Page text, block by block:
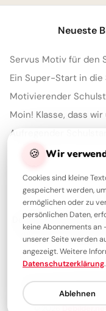
🍪 Wir
Cookies sind kleine
gespeichert werden,
ermöglichen oder zu
persönlichen Daten,
keine Abonnements an
unserer Seite werden
angezeigt. Weitere
Datenschutzerklärung.
Ablehnen
Neueste
Debilder ist deine
zum Teilen.
Über unsKontakt
© 2026